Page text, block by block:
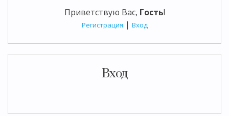
Приветствую Вас, Гость!
Регистрация | Вход
Вход